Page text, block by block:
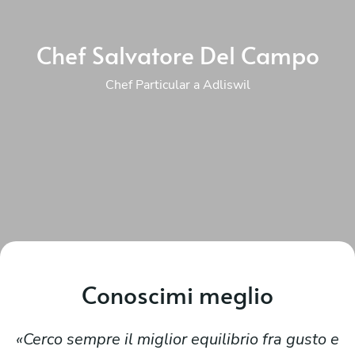
Chef Salvatore Del Campo
Chef Particular a Adliswil
Conoscimi meglio
Cerco sempre il miglior equilibrio fra gusto e